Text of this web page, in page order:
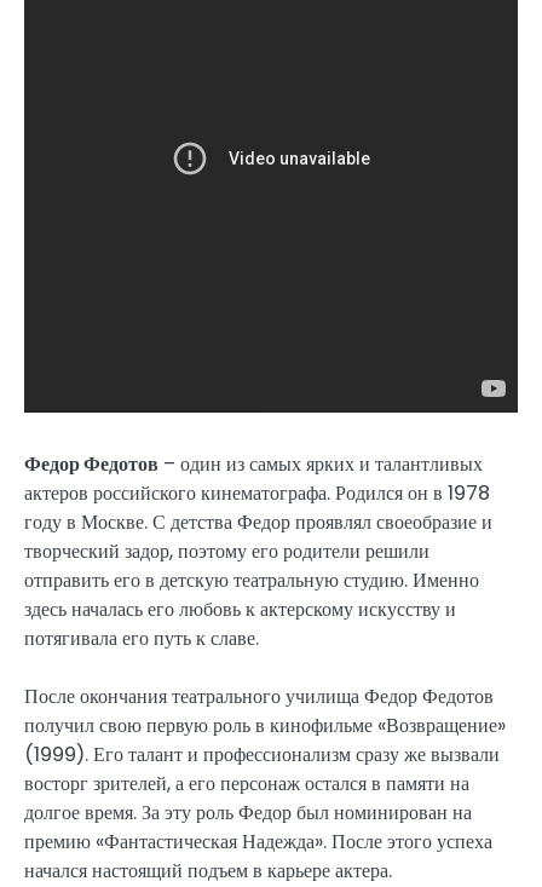
Федор Федотов – один из самых ярких и талантливых
актеров российского кинематографа. Родился он в 1978
году в Москве. С детства Федор проявлял своеобразие и
творческий задор, поэтому его родители решили
отправить его в детскую театральную студию. Именно
здесь началась его любовь к актерскому искусству и
потягивала его путь к славе.
После окончания театрального училища Федор Федотов
получил свою первую роль в кинофильме «Возвращение»
(1999). Его талант и профессионализм сразу же вызвали
восторг зрителей, а его персонаж остался в памяти на
долгое время. За эту роль Федор был номинирован на
премию «Фантастическая Надежда». После этого успеха
начался настоящий подъем в карьере актера.